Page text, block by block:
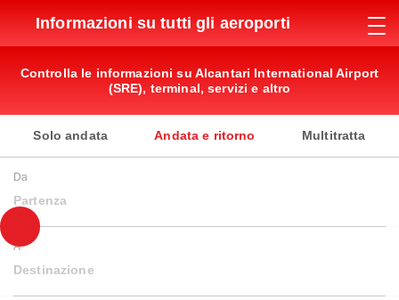
Informazioni su tutti gli aeroporti
Controlla le informazioni su Alcantari International Airport
(SRE), terminal, servizi e altro
Solo andata Andata e ritorno Multitratta
Da
Partenza
A
Destinazione